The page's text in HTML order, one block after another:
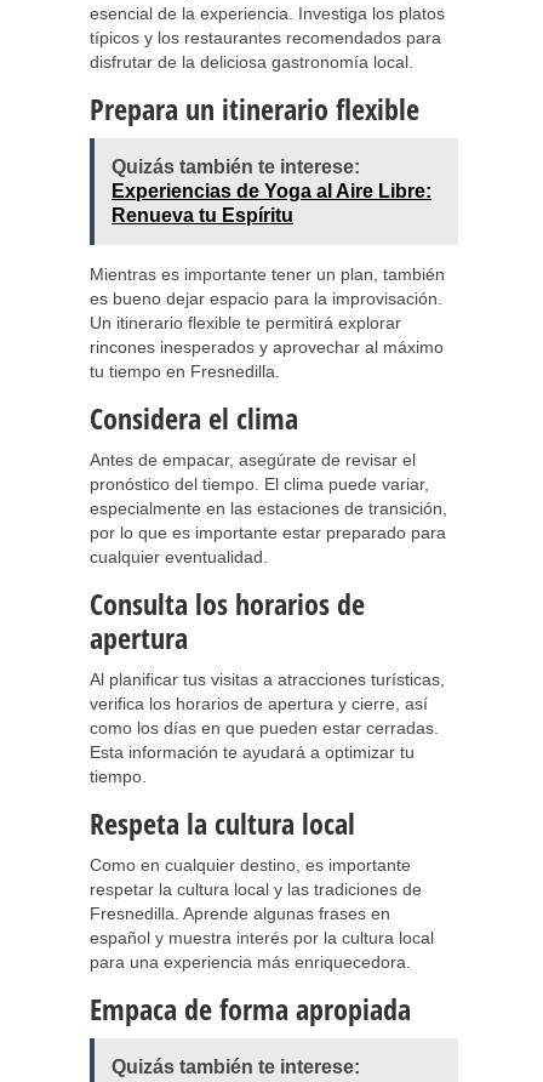
esencial de la experiencia. Investiga los platos
típicos y los restaurantes recomendados para
disfrutar de la deliciosa gastronomía local.
Prepara un itinerario flexible
Quizás también te interese:
Experiencias de Yoga al Aire Libre:
Renueva tu Espíritu
Mientras es importante tener un plan, también
es bueno dejar espacio para la improvisación.
Un itinerario flexible te permitirá explorar
rincones inesperados y aprovechar al máximo
tu tiempo en Fresnedilla.
Considera el clima
Antes de empacar, asegúrate de revisar el
pronóstico del tiempo. El clima puede variar,
especialmente en las estaciones de transición,
por lo que es importante estar preparado para
cualquier eventualidad.
Consulta los horarios de
apertura
Al planificar tus visitas a atracciones turísticas,
verifica los horarios de apertura y cierre, así
como los días en que pueden estar cerradas.
Esta información te ayudará a optimizar tu
tiempo.
Respeta la cultura local
Como en cualquier destino, es importante
respetar la cultura local y las tradiciones de
Fresnedilla. Aprende algunas frases en
español y muestra interés por la cultura local
para una experiencia más enriquecedora.
Empaca de forma apropiada
Quizás también te interese: